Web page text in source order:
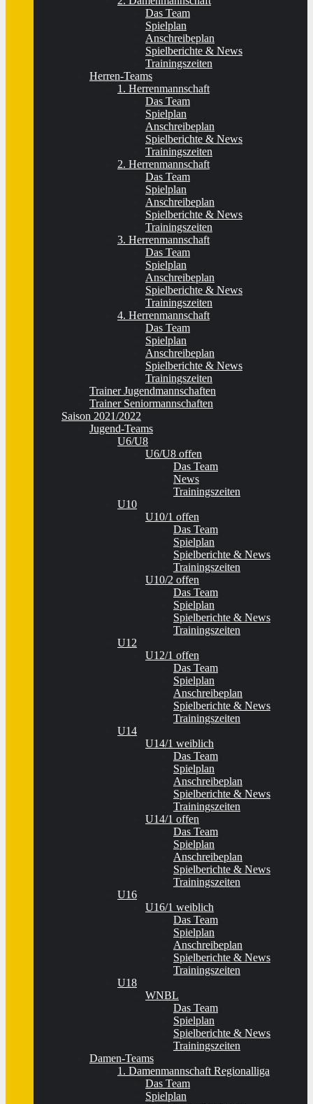
Das Team
Spielplan
Anschreibeplan
Spielberichte & News
Trainingszeiten
Herren-Teams
1. Herrenmannschaft
Das Team
Spielplan
Anschreibeplan
Spielberichte & News
Trainingszeiten
2. Herrenmannschaft
Das Team
Spielplan
Anschreibeplan
Spielberichte & News
Trainingszeiten
3. Herrenmannschaft
Das Team
Spielplan
Anschreibeplan
Spielberichte & News
Trainingszeiten
4. Herrenmannschaft
Das Team
Spielplan
Anschreibeplan
Spielberichte & News
Trainingszeiten
Trainer Jugendmannschaften
Trainer Seniormannschaften
Saison 2021/2022
Jugend-Teams
U6/U8
U6/U8 offen
Das Team
News
Trainingszeiten
U10
U10/1 offen
Das Team
Spielplan
Spielberichte & News
Trainingszeiten
U10/2 offen
Das Team
Spielplan
Spielberichte & News
Trainingszeiten
U12
U12/1 offen
Das Team
Spielplan
Anschreibeplan
Spielberichte & News
Trainingszeiten
U14
U14/1 weiblich
Das Team
Spielplan
Anschreibeplan
Spielberichte & News
Trainingszeiten
U14/1 offen
Das Team
Spielplan
Anschreibeplan
Spielberichte & News
Trainingszeiten
U16
U16/1 weiblich
Das Team
Spielplan
Anschreibeplan
Spielberichte & News
Trainingszeiten
U18
WNBL
Das Team
Spielplan
Spielberichte & News
Trainingszeiten
Damen-Teams
1. Damenmannschaft Regionalliga
Das Team
Spielplan